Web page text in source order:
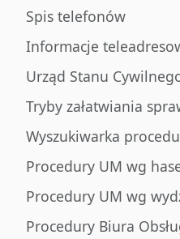
Spis telefonów
Informacje
Urząd Stanu
Tryby załatwiania
Wyszukiwarka
Procedury UM wg
Procedury UM wg
Procedury Biura